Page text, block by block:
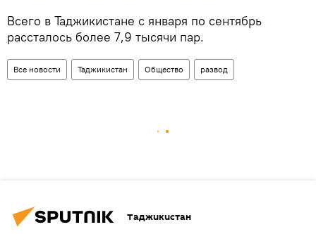
Всего в Таджикистане с января по сентябрь
рассталось более 7,9 тысячи пар.
Все новости Таджикистан Общество развод
Таджикистан